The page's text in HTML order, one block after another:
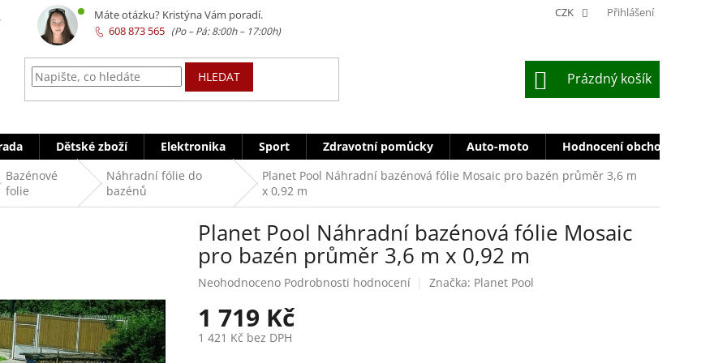
CZK Přihlášení
HLEDAT
NÁKUPNÍ
KOŠÍK
Prázdný košík
Dětské zboží Elektronika Sport Zdravotní pomůcky Auto-moto Hodnocení obchodu
Bazénové
folie
Náhradní fólie do
bazénů
Planet Pool Náhradní bazénová fólie Mosaic pro bazén průměr 3,6 m
x 0,92 m
Planet Pool Náhradní bazénová fólie Mosaic
pro bazén průměr 3,6 m x 0,92 m
Průměrné
produktu
je
0,0
Neohodnoceno Podrobnosti hodnocení Značka: Planet Pool
1 719 Kč
1 421 Kč bez DPH
Máte otázku? Kristýna Vám poradí.
608 873 565